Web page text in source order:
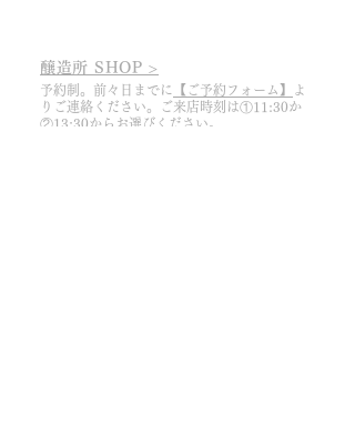
↓
2026年のワイン発送をいたします。
2027年のワイン発送は致しません。
醸造所 SHOP >
予約制。前々日までに 【ご予約フォーム】
よ
りご連絡ください。ご来店時刻は①11:30か
②13:30からお選びください。